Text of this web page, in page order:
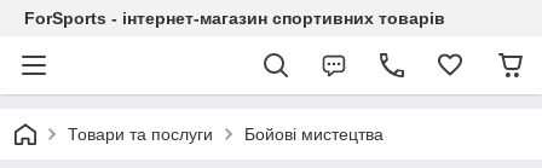
ForSports - інтернет-магазин спортивних товарів
Товари та послуги Бойові мистецтва